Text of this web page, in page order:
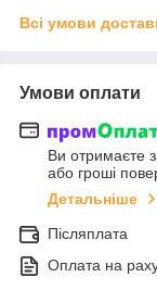
Всі умови
Умови оплати
Ви отримаєте
або гроші
Детальніше
Післяплата
Оплата на